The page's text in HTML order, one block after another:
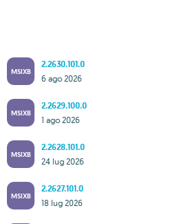
MSIXB
2.2630.101.0
6 ago 2026
MSIXB
2.2629.100.0
1 ago 2026
MSIXB
2.2628.101.0
24 lug 2026
MSIXB
2.2627.101.0
18 lug 2026